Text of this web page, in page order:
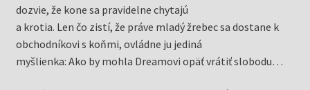
dozvie, že kone sa pravidelne chytajú
a krotia. Len čo zistí, že práve mladý žrebec sa dostane k
obchodníkovi s koňmi, ovládne ju jediná
myšlienka: Ako by mohla Dreamovi opäť vrátiť slobodu…